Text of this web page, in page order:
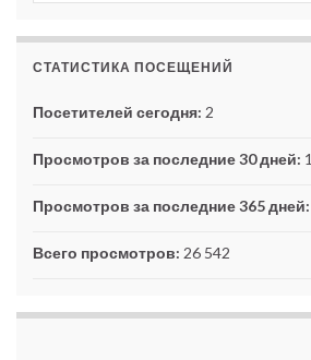
СТАТИСТИКА ПОСЕЩЕНИЙ
Посетителей сегодня: 2
Просмотров за последние 30 дней:
Просмотров за последние 365 дней:
Всего просмотров: 26 542